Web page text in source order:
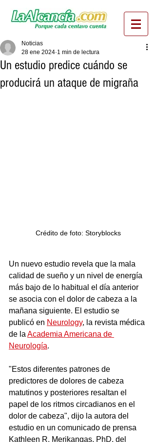
Un estudio predice cuándo se
producirá un ataque de migraña
Noticias
28 ene 2024 1 min de lectura
Crédito de foto: Storyblocks
Un nuevo estudio revela que la mala
calidad de sueño y un nivel de energía
más bajo de lo habitual el día anterior
se asocia con el dolor de cabeza a la
mañana siguiente. El estudio se
publicó en Neurology, la revista médica
de la Academia Americana de
Neurología.
"Estos diferentes patrones de
predictores de dolores de cabeza
matutinos y posteriores resaltan el
papel de los ritmos circadianos en el
dolor de cabeza", dijo la autora del
estudio en un comunicado de prensa
Kathleen R. Merikangas, PhD, del